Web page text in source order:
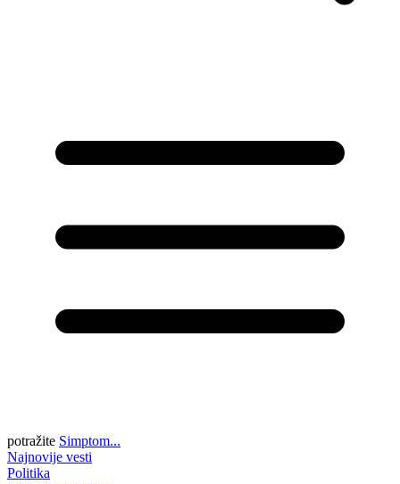
potražite Simptom...
Najnovije vesti
Politika